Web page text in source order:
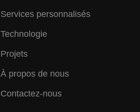
Services personnalisés
Technologie
Projets
À propos de nous
Contactez-nous